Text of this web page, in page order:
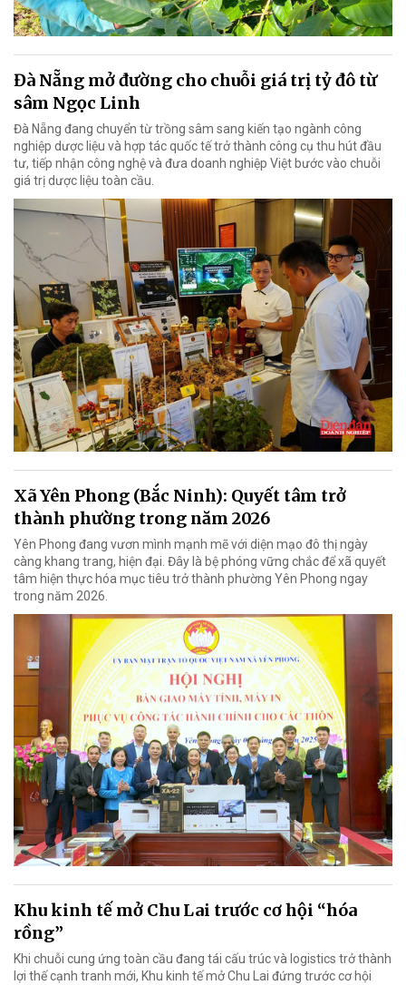
Đà Nẵng mở đường cho chuỗi giá trị tỷ đô từ
sâm Ngọc Linh
Đà Nẵng đang chuyển từ trồng sâm sang kiến tạo ngành công
nghiệp dược liệu và hợp tác quốc tế trở thành công cụ thu hút đầu
tư, tiếp nhận công nghệ và đưa doanh nghiệp Việt bước vào chuỗi
giá trị dược liệu toàn cầu.
Xã Yên Phong (Bắc Ninh): Quyết tâm trở
thành phường trong năm 2026
Yên Phong đang vươn mình mạnh mẽ với diện mạo đô thị ngày
càng khang trang, hiện đại. Đây là bệ phóng vững chắc để xã quyết
tâm hiện thực hóa mục tiêu trở thành phường Yên Phong ngay
trong năm 2026.
Khu kinh tế mở Chu Lai trước cơ hội “hóa
rồng”
Khi chuỗi cung ứng toàn cầu đang tái cấu trúc và logistics trở thành
lợi thế cạnh tranh mới, Khu kinh tế mở Chu Lai đứng trước cơ hội